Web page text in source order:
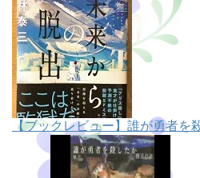
【ブックレビュー】誰が勇者